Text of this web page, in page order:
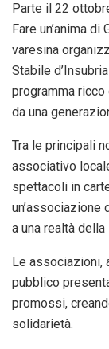
Parte il 22
Fare un’anima
varesina
Stabile
programma
da una
Tra le principali
associativo
spettacoli in
un’associazione
a una realtà
Le associazioni,
pubblico
promossi,
solidarietà.